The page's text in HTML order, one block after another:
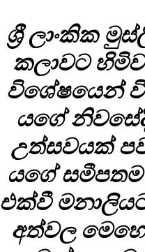
ශ්‍රී ලාංකික
කලා­වට
විශේ­ෂ­යෙන්
යගේ
උත්ස­ව­යක්
යගේ
එක්වී
අත්වල